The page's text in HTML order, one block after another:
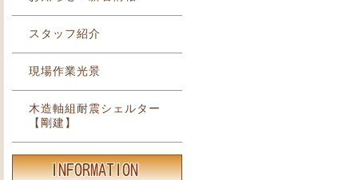
スタッフ紹介
現場作業光景
木造軸組耐震シェルター
【剛建】